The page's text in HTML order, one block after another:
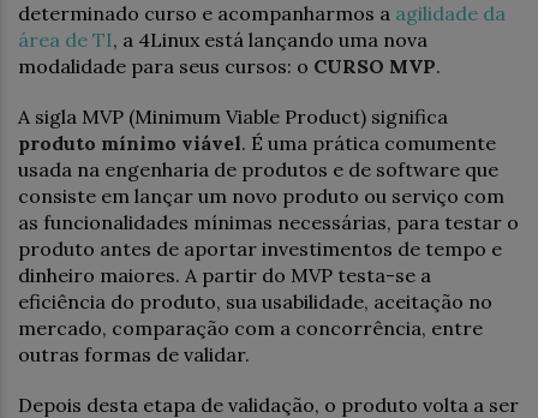
determinado curso e acompanharmos a agilidade da
área de TI, a 4Linux está lançando uma nova
modalidade para seus cursos: o CURSO MVP.
A sigla MVP (Minimum Viable Product) significa
produto mínimo viável. É uma prática comumente
usada na engenharia de produtos e de software que
consiste em lançar um novo produto ou serviço com
as funcionalidades mínimas necessárias, para testar o
produto antes de aportar investimentos de tempo e
dinheiro maiores. A partir do MVP testa-se a
eficiência do produto, sua usabilidade, aceitação no
mercado, comparação com a concorrência, entre
outras formas de validar.
Depois desta etapa de validação, o produto volta a ser